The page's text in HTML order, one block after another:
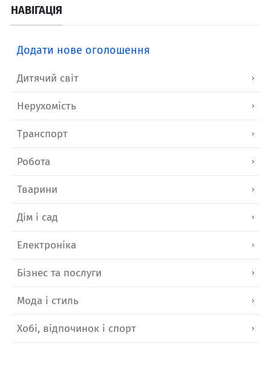
НАВІГАЦІЯ
Додати нове оголошення
Дитячий світ
Нерухомість
Транспорт
Робота
Тварини
Дім і сад
Електроніка
Бізнес та послуги
Мода і стиль
Хобі, відпочинок і спорт